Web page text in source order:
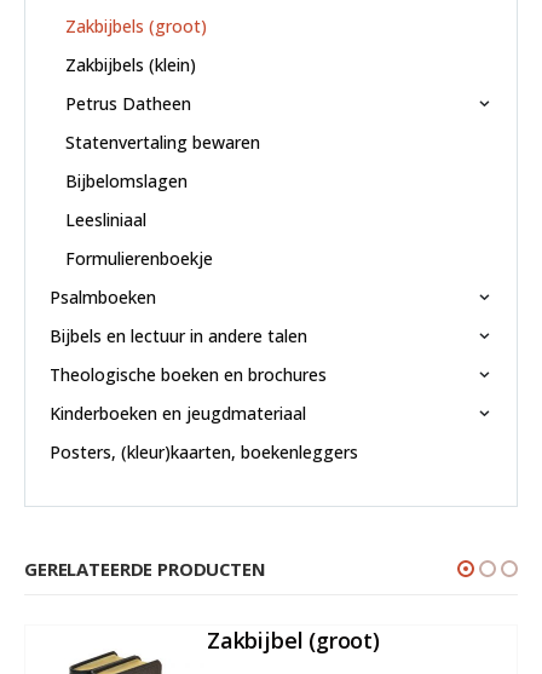
Zakbijbels (groot)
Zakbijbels (klein)
Petrus Datheen
Statenvertaling bewaren
Bijbelomslagen
Leesliniaal
Formulierenboekje
Psalmboeken
Bijbels en lectuur in andere talen
Theologische boeken en brochures
Kinderboeken en jeugdmateriaal
Posters, (kleur)kaarten, boekenleggers
GERELATEERDE PRODUCTEN
Zakbijbel (groot)